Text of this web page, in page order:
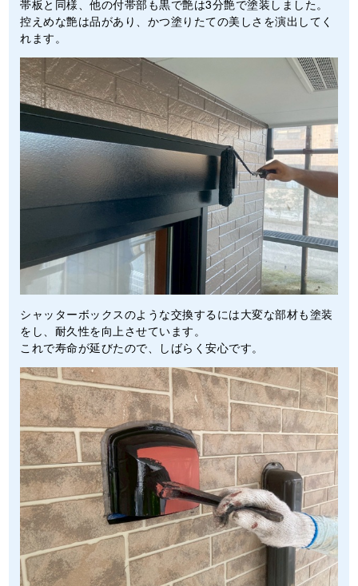
帯板と同様、他の付帯部も黒で艶は3分艶で塗装しました。
控えめな艶は品があり、かつ塗りたての美しさを演出してく
れます。
シャッターボックスのような交換するには大変な部材も塗装
をし、耐久性を向上させています。
これで寿命が延びたので、しばらく安心です。